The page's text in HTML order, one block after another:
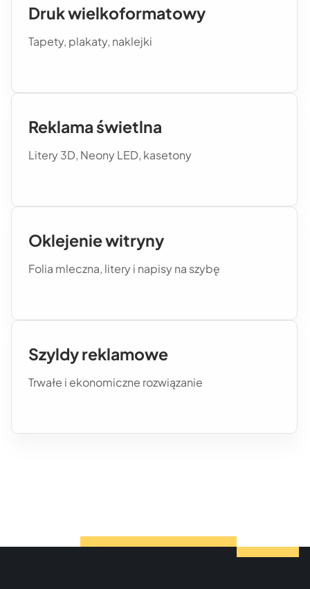
Druk wielkoformatowy
Tapety, plakaty, naklejki
Reklama świetlna
Litery 3D, Neony LED, kasetony
Oklejenie witryny
Folia mleczna, litery i napisy na szybę
Szyldy reklamowe
Trwałe i ekonomiczne rozwiązanie